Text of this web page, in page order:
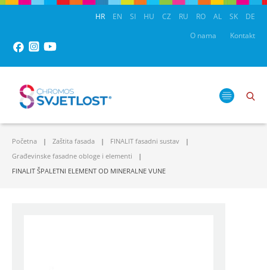
HR EN SI HU CZ RU RO AL SK
DE
O nama
Kontakt
Početna Zaštita fasada
FINALIT fasadni sustav
Građevinske fasadne obloge i elementi
FINALIT ŠPALETNI ELEMENT OD MINERALNE VUNE